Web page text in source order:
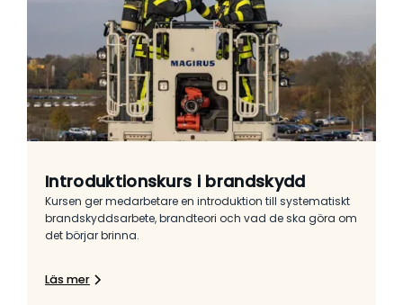
Introduktionskurs i brandskydd
Kursen ger medarbetare en introduktion till systematiskt
brandskyddsarbete, brandteori och vad de ska göra om
det börjar brinna.
Läs mer